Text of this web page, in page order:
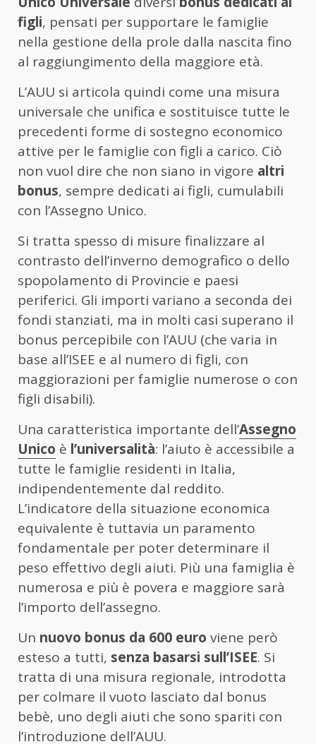
figli, pensati per supportare le famiglie
nella gestione della prole dalla nascita fino
al raggiungimento della maggiore età.
L’AUU si articola quindi come una misura
universale che unifica e sostituisce tutte le
precedenti forme di sostegno economico
attive per le famiglie con figli a carico. Ciò
non vuol dire che non siano in vigore altri
bonus, sempre dedicati ai figli, cumulabili
con l’Assegno Unico.
Si tratta spesso di misure finalizzare al
contrasto dell’inverno demografico o dello
spopolamento di Provincie e paesi
periferici. Gli importi variano a seconda dei
fondi stanziati, ma in molti casi superano il
bonus percepibile con l’AUU (che varia in
base all’ISEE e al numero di figli, con
maggiorazioni per famiglie numerose o con
figli disabili).
Una caratteristica importante dell’Assegno
Unico è l’universalità: l’aiuto è accessibile a
tutte le famiglie residenti in Italia,
indipendentemente dal reddito.
L’indicatore della situazione economica
equivalente è tuttavia un paramento
fondamentale per poter determinare il
peso effettivo degli aiuti. Più una famiglia è
numerosa e più è povera e maggiore sarà
l’importo dell’assegno.
Un nuovo bonus da 600 euro viene però
esteso a tutti, senza basarsi sull’ISEE. Si
tratta di una misura regionale, introdotta
per colmare il vuoto lasciato dal bonus
bebè, uno degli aiuti che sono spariti con
l’introduzione dell’AUU.